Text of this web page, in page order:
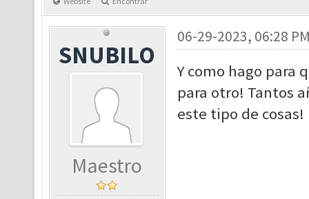
SNUBILO
Maestro
06-29-2023, 06:28
Y como hago para
para otro! Tantos
este tipo de cosas!